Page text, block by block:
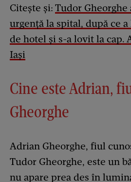
Citește și: Tudor Gheorghe
urgență la spital, după ce
de hotel și s-a lovit la cap.
Iași
Cine este Adrian,
Gheorghe
Adrian Gheorghe, fiul
Tudor Gheorghe, este un
nu apare prea des în